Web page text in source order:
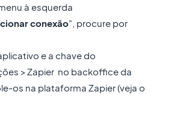
à esquerda
conexão", procure por
e a chave do
> Zapier no backoffice da
os na plataforma Zapier (veja o